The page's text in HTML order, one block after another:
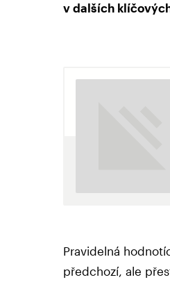
v dalších
Pravidelná
předchozí, ale